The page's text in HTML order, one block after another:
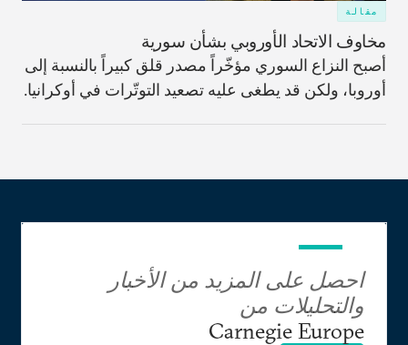
مقالة
مخاوف الاتحاد الأوروبي بشأن سورية
أصبح النزاع السوري مؤخّراً مصدر قلق كبيراً بالنسبة إلى
أوروبا، ولكن قد يطغى عليه تصعيد التوتّرات في أوكرانيا.
احصل على المزيد من الأخبار
والتحليلات من
Carnegie Europe